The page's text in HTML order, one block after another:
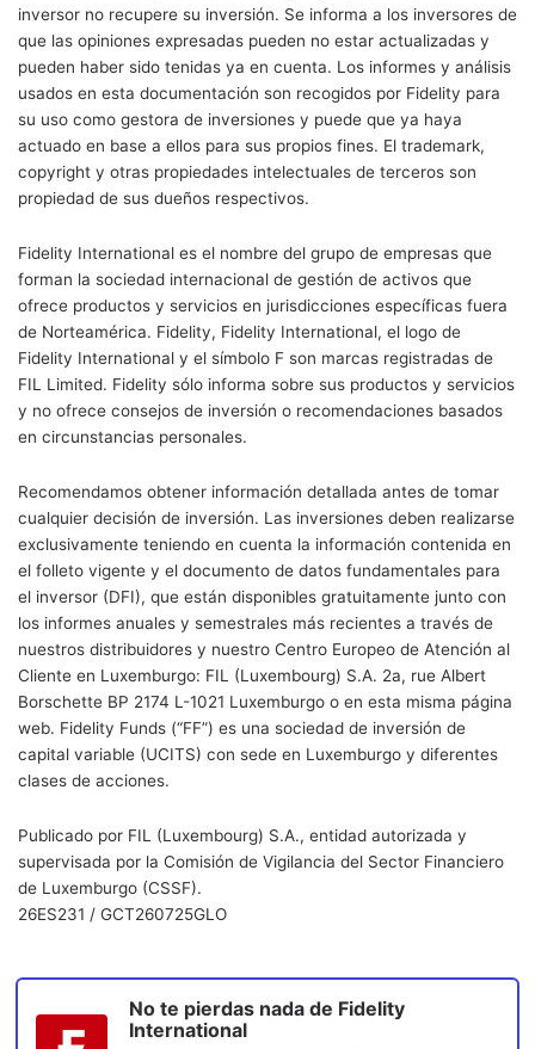
inversor no recupere su inversión. Se informa a los inversores de
que las opiniones expresadas pueden no estar actualizadas y
pueden haber sido tenidas ya en cuenta. Los informes y análisis
usados en esta documentación son recogidos por Fidelity para
su uso como gestora de inversiones y puede que ya haya
actuado en base a ellos para sus propios fines. El trademark,
copyright y otras propiedades intelectuales de terceros son
propiedad de sus dueños respectivos.
Fidelity International es el nombre del grupo de empresas que
forman la sociedad internacional de gestión de activos que
ofrece productos y servicios en jurisdicciones específicas fuera
de Norteamérica. Fidelity, Fidelity International, el logo de
Fidelity International y el símbolo F son marcas registradas de
FIL Limited. Fidelity sólo informa sobre sus productos y servicios
y no ofrece consejos de inversión o recomendaciones basados
en circunstancias personales.
Recomendamos obtener información detallada antes de tomar
cualquier decisión de inversión. Las inversiones deben realizarse
exclusivamente teniendo en cuenta la información contenida en
el folleto vigente y el documento de datos fundamentales para
el inversor (DFI), que están disponibles gratuitamente junto con
los informes anuales y semestrales más recientes a través de
nuestros distribuidores y nuestro Centro Europeo de Atención al
Cliente en Luxemburgo: FIL (Luxembourg) S.A. 2a, rue Albert
Borschette BP 2174 L-1021 Luxemburgo o en esta misma página
web. Fidelity Funds (“FF”) es una sociedad de inversión de
capital variable (UCITS) con sede en Luxemburgo y diferentes
clases de acciones.
Publicado por FIL (Luxembourg) S.A., entidad autorizada y
supervisada por la Comisión de Vigilancia del Sector Financiero
de Luxemburgo (CSSF).
26ES231 / GCT260725GLO
No te pierdas nada de Fidelity
International